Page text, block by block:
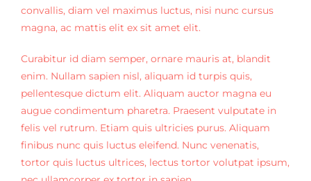
convallis, diam vel maximus luctus, nisi nunc cursus
magna, ac mattis elit ex sit amet elit.
Curabitur id diam semper, ornare mauris at, blandit
enim. Nullam sapien nisl, aliquam id turpis quis,
pellentesque dictum elit. Aliquam auctor magna eu
augue condimentum pharetra. Praesent vulputate in
felis vel rutrum. Etiam quis ultricies purus. Aliquam
finibus nunc quis luctus eleifend. Nunc venenatis,
tortor quis luctus ultrices, lectus tortor volutpat ipsum,